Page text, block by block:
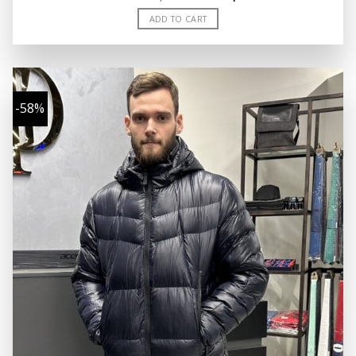
price
was:
4,500.00 грн..
price
ADD TO CART
-58%